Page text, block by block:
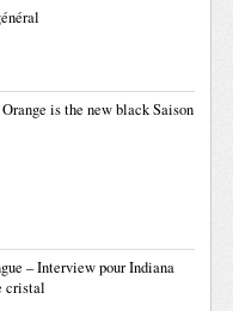
is the new black Saison
– Interview pour Indiana
cristal